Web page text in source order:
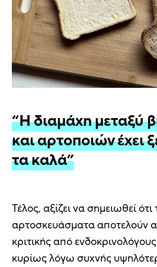
“Η διαμάχη μεταξύ
και αρτοποιών έχει
τα καλά”
Τέλος, αξίζει να σημειωθεί
αρτοσκευάσματα αποτελούν
κριτικής από
κυρίως λόγω συχνής